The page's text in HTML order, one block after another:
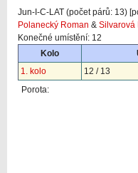
Jun-I-C-LAT (počet párů: 13)
Polanecký Roman & Silvarová
Konečné umístění: 12
Kolo
1. kolo
12 / 13
Porota: